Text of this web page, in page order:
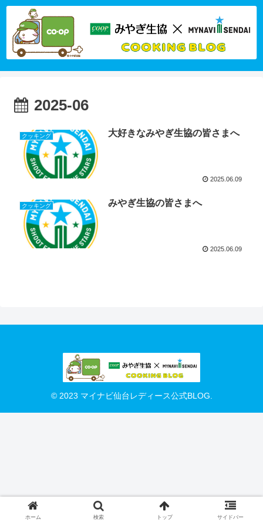
2025-06
クッキング 大好きなみやぎ生協の皆さまへ
2025.06.09
クッキング みやぎ生協の皆さまへ
2025.06.09
© 2023 マイナビ仙台レディース公式BLOG.
ホーム 検索 トップ サイドバー